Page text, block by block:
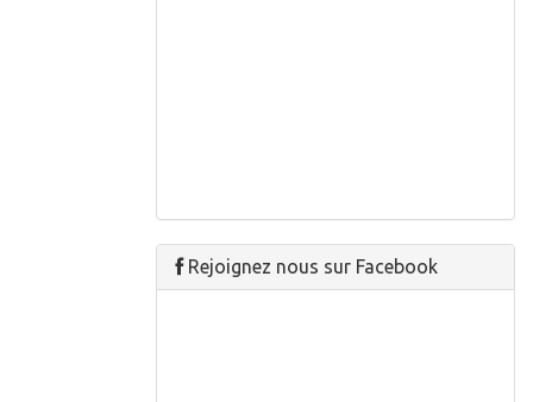
Rejoignez nous sur Facebook